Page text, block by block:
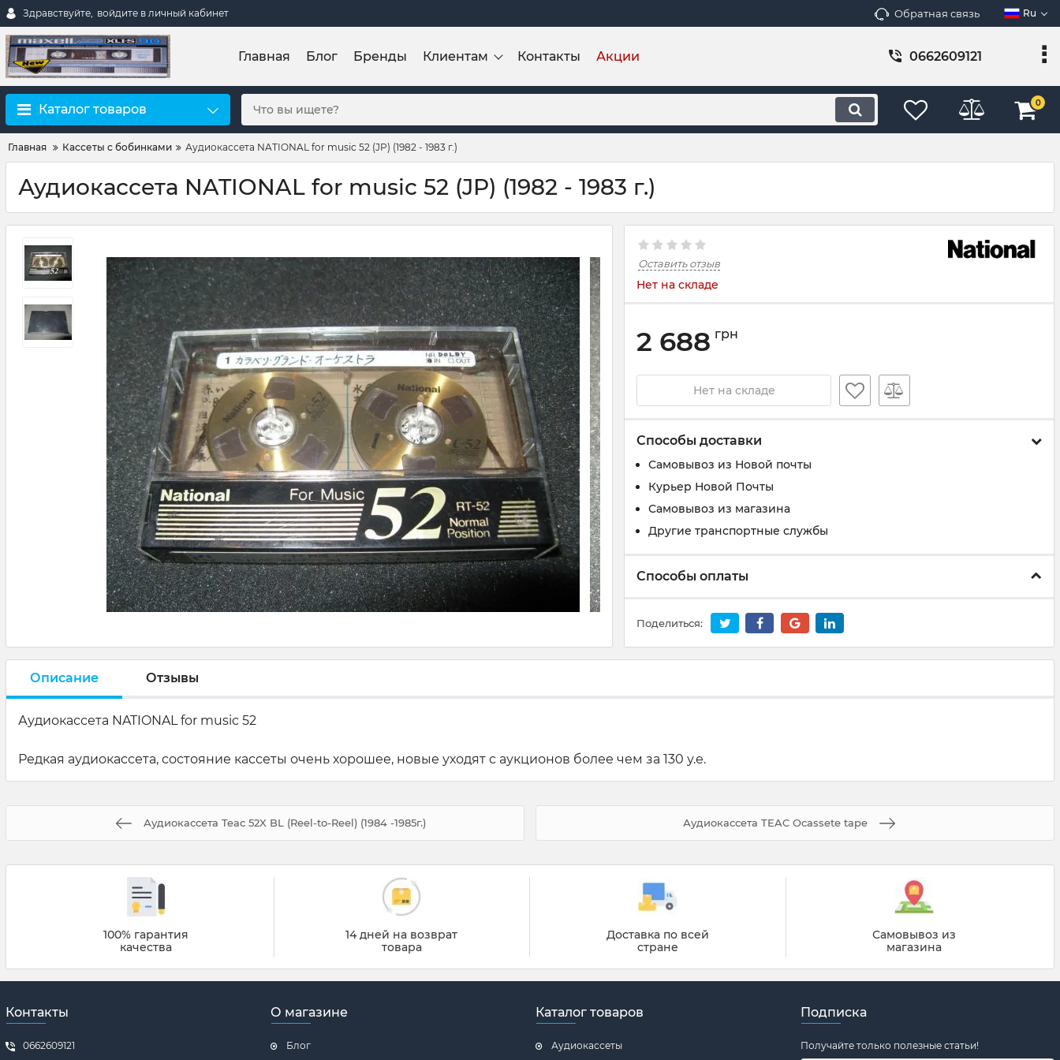
Здравствуйте, войдите в личный кабинет Обратная связь Ru
Главная Блог Бренды Клиентам Контакты Акции 0662609121
Каталог товаров 0
Главная Кассеты с бобинками Аудиокассета NATIONAL for music 52 (JP) (1982 - 1983 г.)
Аудиокассета NATIONAL for music 52 (JP) (1982 - 1983 г.)
Оставить отзыв
Нет на складе
2 688 грн
Нет на складе
Способы доставки
Самовывоз из Новой почты
Курьер Новой Почты
Самовывоз из магазина
Другие транспортные службы
Способы оплаты
Поделиться:
Описание Отзывы
Аудиокассета NATIONAL for music 52
Редкая аудиокассета, состояние кассеты очень хорошее, новые уходят с аукционов более чем за 130 у.е.
Аудиокассета Teac 52X BL (Reel-to-Reel) (1984 -1985г.) Аудиокассета TEAC Ocassete tape
100% гарантия
качества
14 дней на возврат
товара
Доставка по всей
стране
Самовывоз из
магазина
Контакты
0662609121
О магазине
Блог
Каталог товаров
Аудиокассеты
Подписка
Получайте только полезные статьи!